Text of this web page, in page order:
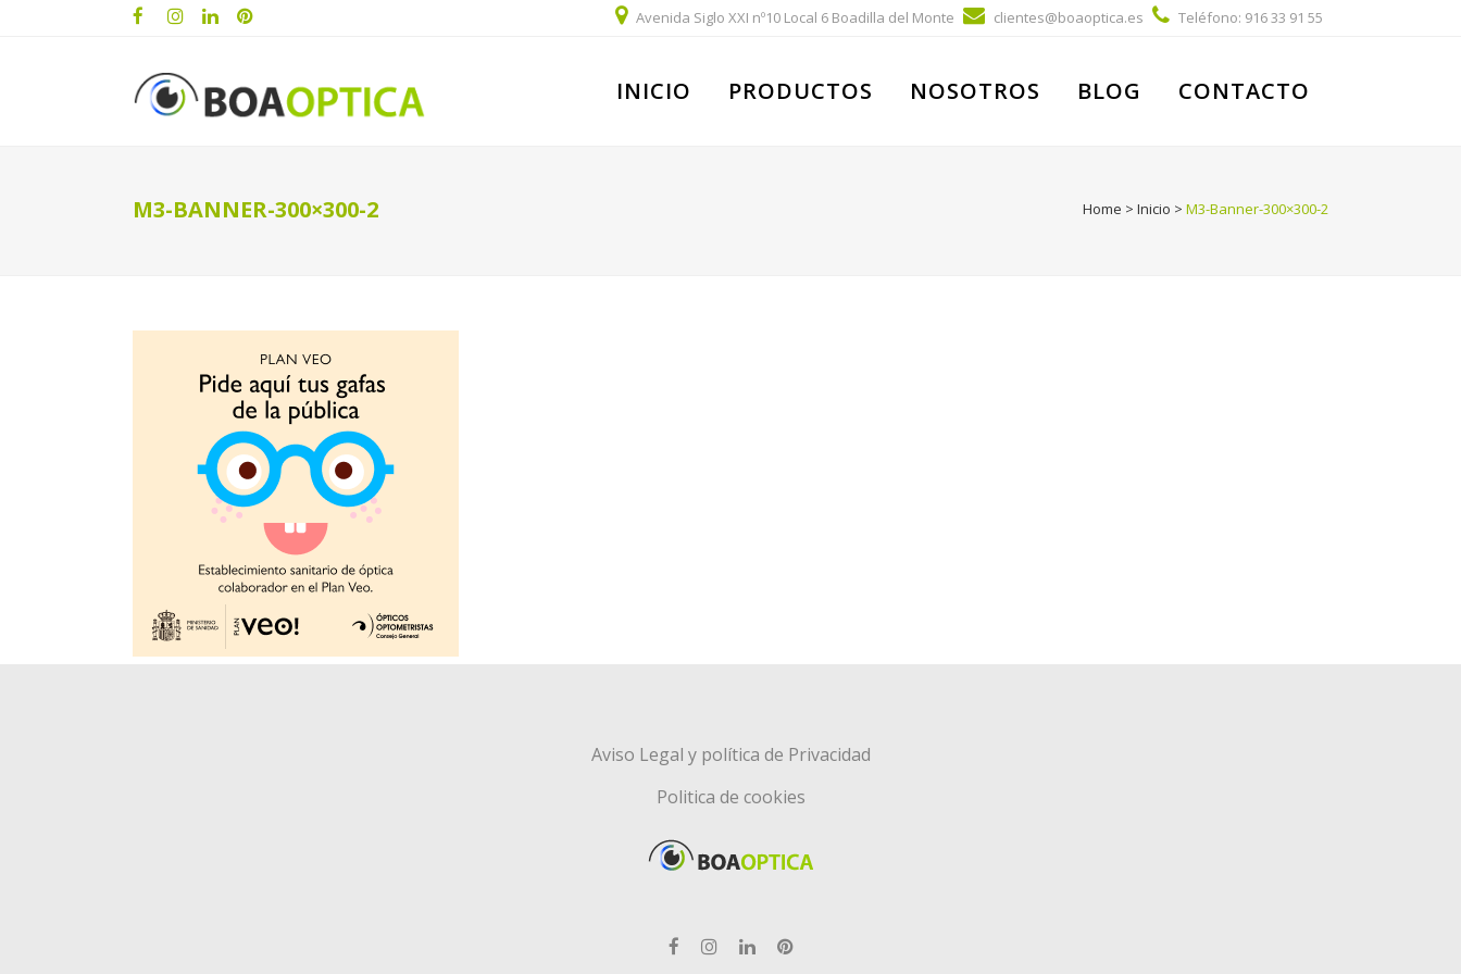
Avenida Siglo XXI nº10 Local 6 Boadilla del Monte clientes@boaoptica.es Teléfono: 916 33 91 55
INICIO PRODUCTOS NOSOTROS BLOG CONTACTO
M3-BANNER-300×300-2 Home > Inicio > M3-Banner-300×300-2
Aviso Legal y política de Privacidad
Politica de cookies